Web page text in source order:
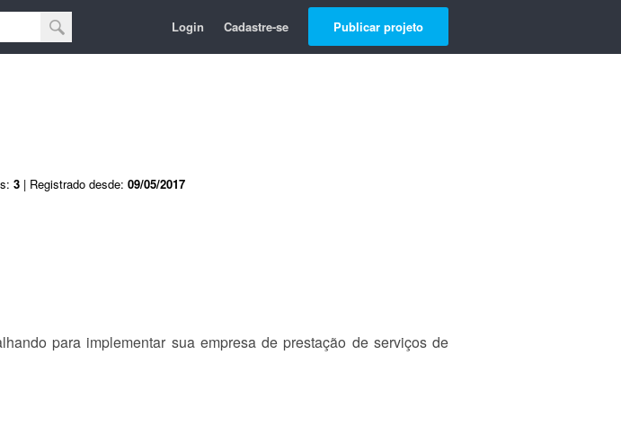
Login Cadastre-se Publicar projeto
3 | Registrado desde: 09/05/2017
para implementar sua empresa de prestação de serviços de